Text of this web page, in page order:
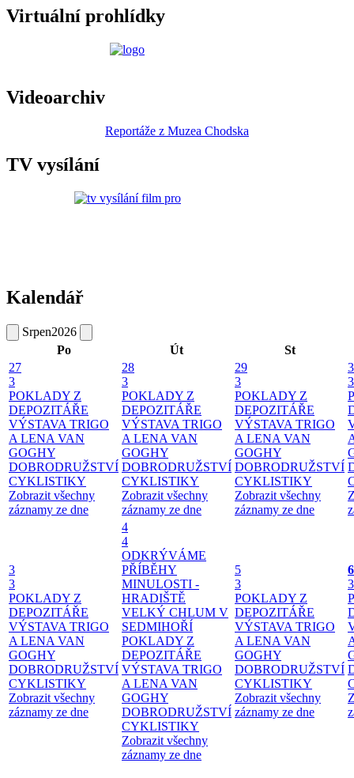
Virtuální prohlídky
Videoarchiv
Reportáže z Muzea Chodska
TV vysílání
Kalendář
Srpen2026
Po
Út
St
27
3
POKLADY Z
DEPOZITÁŘE
VÝSTAVA TRIGO
A LENA VAN
GOGHY
DOBRODRUŽSTVÍ
CYKLISTIKY
Zobrazit všechny
záznamy ze dne
28
3
POKLADY Z
DEPOZITÁŘE
VÝSTAVA TRIGO
A LENA VAN
GOGHY
DOBRODRUŽSTVÍ
CYKLISTIKY
Zobrazit všechny
záznamy ze dne
29
3
POKLADY Z
DEPOZITÁŘE
VÝSTAVA TRIGO
A LENA VAN
GOGHY
DOBRODRUŽSTVÍ
CYKLISTIKY
Zobrazit všechny
záznamy ze dne
3
3
3
POKLADY Z
DEPOZITÁŘE
VÝSTAVA TRIGO
A LENA VAN
GOGHY
DOBRODRUŽSTVÍ
CYKLISTIKY
Zobrazit všechny
záznamy ze dne
4
4
ODKRÝVÁME
PŘÍBĚHY
MINULOSTI -
HRADIŠTĚ
VELKÝ CHLUM V
SEDMIHOŘÍ
POKLADY Z
DEPOZITÁŘE
VÝSTAVA TRIGO
A LENA VAN
GOGHY
DOBRODRUŽSTVÍ
CYKLISTIKY
Zobrazit všechny
záznamy ze dne
5
3
POKLADY Z
DEPOZITÁŘE
VÝSTAVA TRIGO
A LENA VAN
GOGHY
DOBRODRUŽSTVÍ
CYKLISTIKY
Zobrazit všechny
záznamy ze dne
6
3